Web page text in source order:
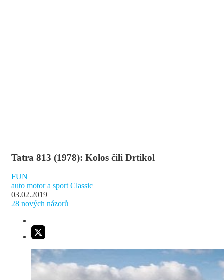
Tatra 813 (1978): Kolos čili Drtikol
FUN
auto motor a sport Classic
03.02.2019
28 nových názorů